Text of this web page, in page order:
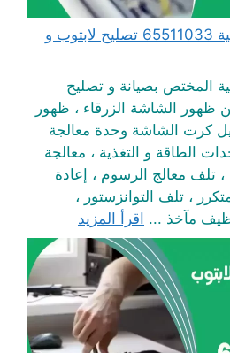
مهندس كمبيوتر الضباعية 65511033 تصليح لابتوب و
المختص بصيانة و تصليح
ظهور الشاشة الزرقاء ، ظهور
كرت الشاشة وحدة معالجة
الطاقة و التغذية ، معالجة
، تلف معالج الرسوم ، إعادة
، تلف التوانزستور ،
مآخذ ... اقرأ المزيد